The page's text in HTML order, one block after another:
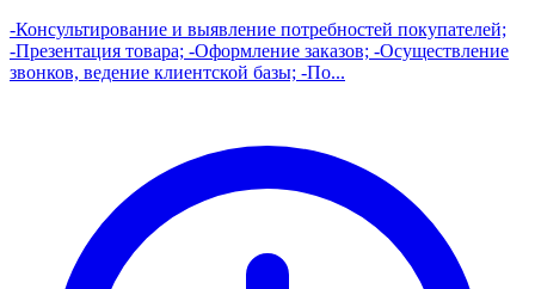
-Консультирование и выявление потребностей покупателей;
-Презентация товара; -Оформление заказов; -Осуществление
звонков, ведение клиентской базы; -По...